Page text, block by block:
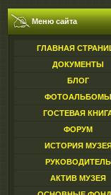
Меню сайта
ГЛАВНАЯ
ДОКУМЕНТЫ
БЛОГ
ФОТОАЛЬБОМЫ
ГОСТЕВАЯ
ФОРУМ
ИСТОРИЯ
РУКОВОДИТЕЛЬ
АКТИВ МУЗЕЯ